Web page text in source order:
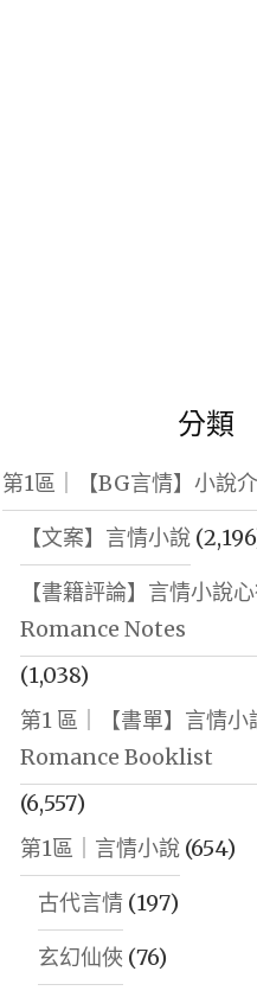
分類
第1區｜【BG言情】小說
【文案】言情小說
【書籍評論】言情小說
Romance Notes
(1,038)
第1 區｜【書單】言情
Romance Booklist
(6,557)
第1區｜言情小說(654)
古代言情(197)
玄幻仙俠 (76)